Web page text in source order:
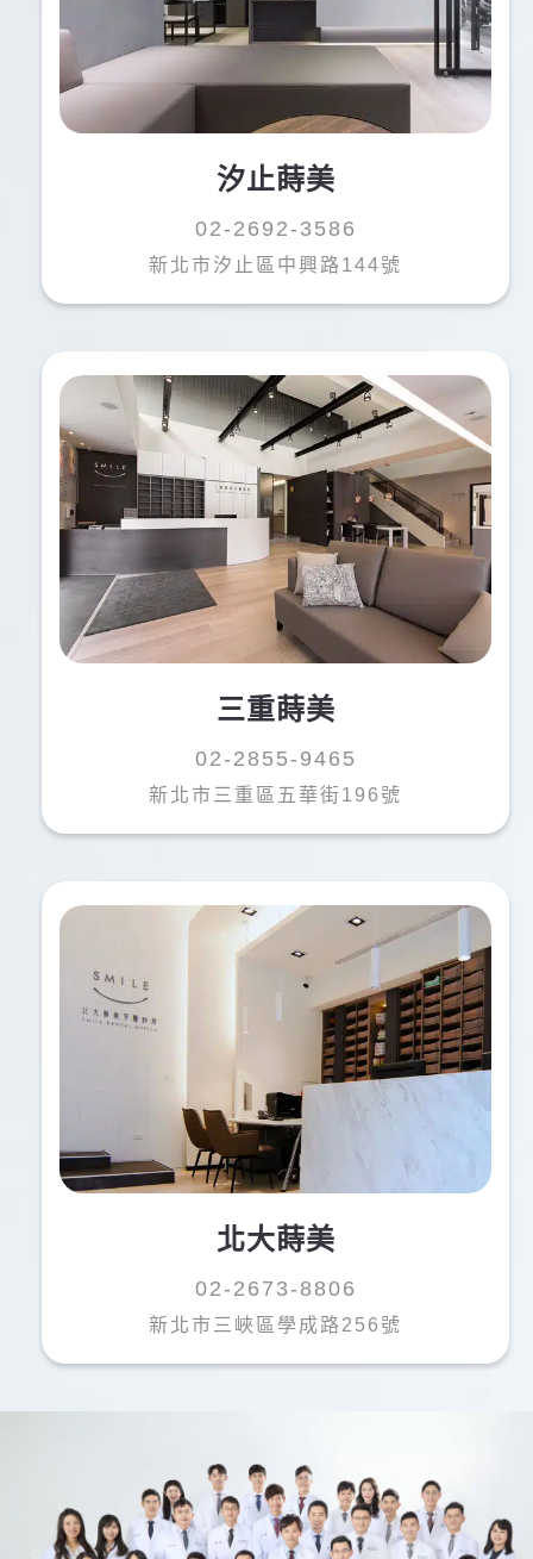
張O修
牙齒崩角，來給薛醫師治療，全程非常客氣，治療過
程完全沒有不適感，診所整體相當乾淨，設備新穎，
TTOTW i
以前因為有過不好的牙醫經驗，一直很害怕看牙醫，
但薛醫師讓我完全改觀！他非常細心、專業，不僅技
術好，還會耐心安撫患者的情緒，特別是像我這樣怕
痛的人，真的很安心。診所環境很好，乾淨舒適，機
器也很先進，幾乎不用等候，整個看診過程很順暢。
這次的治療經驗超滿意，謝謝薛醫師！絕對是滿分推
薦！
past bad experiences, but Dr. Hsueh completely changed
truly cares about his patients’ comfort, especially for
those who are afraid of pain like me. His patience and
detailed explanations made me feel at ease throughout
汐止蒔美
02-2692-3586
新北市汐止區中興路144號
三重蒔美
02-2855-9465
新北市三重區五華街196號
北大蒔美
02-2673-8806
新北市三峽區學成路256號